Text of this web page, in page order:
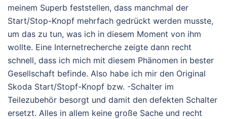
meinem Superb feststellen, dass manchmal der
Start/Stop-Knopf mehrfach gedrückt werden musste,
um das zu tun, was ich in diesem Moment von ihm
wollte. Eine Internetrecherche zeigte dann recht
schnell, dass ich mich mit diesem Phänomen in bester
Gesellschaft befinde. Also habe ich mir den Original
Skoda Start/Stopf-Knopf bzw. -Schalter im
Teilezubehör besorgt und damit den defekten Schalter
ersetzt. Alles in allem keine große Sache und recht